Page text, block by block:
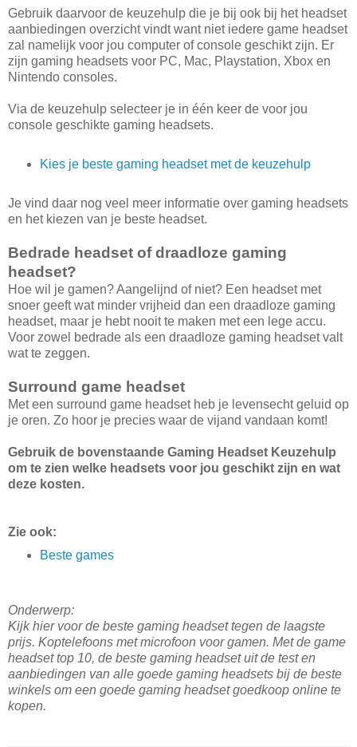
Gebruik daarvoor de keuzehulp die je bij ook bij het headset
aanbiedingen overzicht vindt want niet iedere game headset
zal namelijk voor jou computer of console geschikt zijn. Er
zijn gaming headsets voor PC, Mac, Playstation, Xbox en
Nintendo consoles.
Via de keuzehulp selecteer je in één keer de voor jou
console geschikte gaming headsets.
Kies je beste gaming headset met de keuzehulp
Je vind daar nog veel meer informatie over gaming headsets
en het kiezen van je beste headset.
Bedrade headset of draadloze gaming
headset?
Hoe wil je gamen? Aangelijnd of niet? Een headset met
snoer geeft wat minder vrijheid dan een draadloze gaming
headset, maar je hebt nooit te maken met een lege accu.
Voor zowel bedrade als een draadloze gaming headset valt
wat te zeggen.
Surround game headset
Met een surround game headset heb je levensecht geluid op
je oren. Zo hoor je precies waar de vijand vandaan komt!
Gebruik de bovenstaande Gaming Headset Keuzehulp
om te zien welke headsets voor jou geschikt zijn en wat
deze kosten.
Zie ook:
Beste games
Onderwerp:
Kijk hier voor de beste gaming headset tegen de laagste
prijs. Koptelefoons met microfoon voor gamen. Met de game
headset top 10, de beste gaming headset uit de test en
aanbiedingen van alle goede gaming headsets bij de beste
winkels om een goede gaming headset goedkoop online te
kopen.